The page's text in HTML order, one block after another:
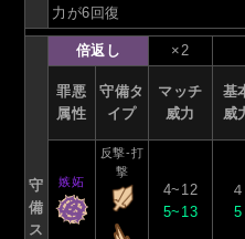
力が6回復
守
備
ス
倍返し ×2
罪悪
属性
守備タ
イプ
マッチ
威力
基
威
嫉妬
反撃-打
撃
4~12
5~13
４
5